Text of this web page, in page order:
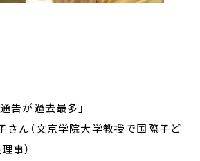
の通告が過去最多」
さん（文京学院大学教授で国際子ど
事）